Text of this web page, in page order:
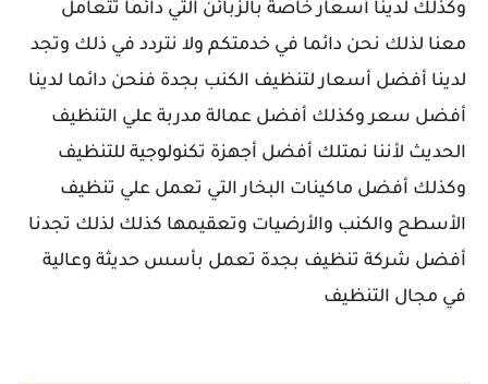
وكذلك لدينا أسعار خاصة بالزبائن التي دائما تتعامل
معنا لذلك نحن دائما في خدمتكم ولا نتردد في ذلك وتجد
لدينا أفضل أسعار لتنظيف الكنب بجدة فنحن دائما لدينا
أفضل سعر وكذلك أفضل عمالة مدربة علي التنظيف
الحديث لأننا نمتلك أفضل أجهزة تكنولوجية للتنظيف
وكذلك أفضل ماكينات البخار التي تعمل علي تنظيف
الأسطح والكنب والأرضيات وتعقيمها كذلك لذلك تجدنا
أفضل شركة تنظيف بجدة تعمل بأسس حديثة وعالية
في مجال التنظيف